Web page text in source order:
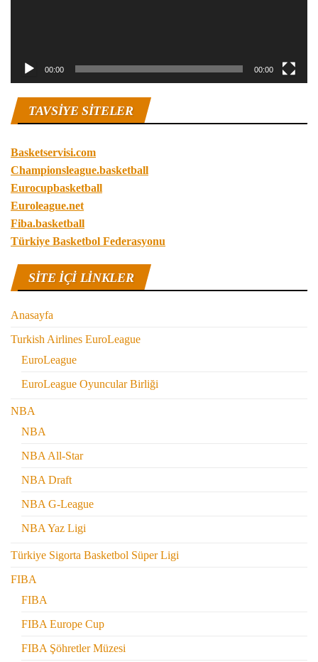
00:00 00:00
TAVSIYE SITELER
Basketservisi.com
Championsleague.basketball
Eurocupbasketball
Euroleague.net
Fiba.basketball
Türkiye Basketbol Federasyonu
SITE IÇI LINKLER
Anasayfa
Turkish Airlines EuroLeague
EuroLeague
EuroLeague Oyuncular Birliği
NBA
NBA
NBA All-Star
NBA Draft
NBA G-League
NBA Yaz Ligi
Türkiye Sigorta Basketbol Süper Ligi
FIBA
FIBA
FIBA Europe Cup
FIBA Şöhretler Müzesi